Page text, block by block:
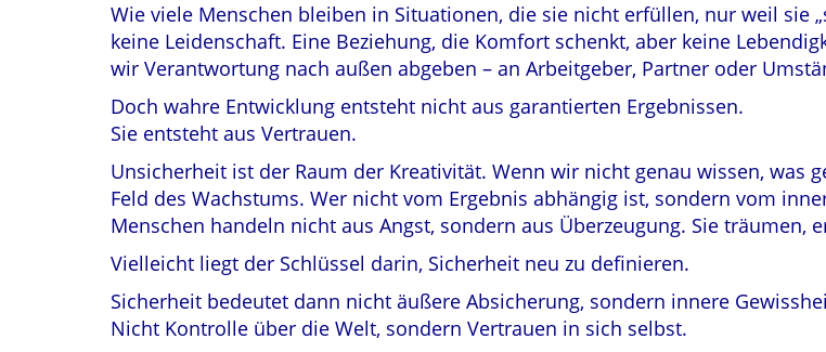
Wie viele Menschen bleiben in Situationen, die sie nicht erfüllen, nur weil sie
keine Leidenschaft. Eine Beziehung, die Komfort schenkt, aber keine
wir Verantwortung nach außen abgeben – an Arbeitgeber, Partner oder
Doch wahre Entwicklung entsteht nicht aus garantierten Ergebnissen.
Sie entsteht aus Vertrauen.
Unsicherheit ist der Raum der Kreativität. Wenn wir nicht genau wissen, was
Feld des Wachstums. Wer nicht vom Ergebnis abhängig ist, sondern vom
Menschen handeln nicht aus Angst, sondern aus Überzeugung. Sie träumen,
Vielleicht liegt der Schlüssel darin, Sicherheit neu zu definieren.
Sicherheit bedeutet dann nicht äußere Absicherung, sondern innere
Nicht Kontrolle über die Welt, sondern Vertrauen in sich selbst.